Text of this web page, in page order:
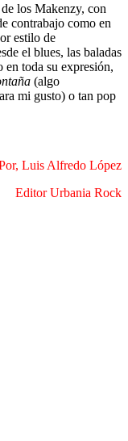
los Makenzy, con
contrabajo como en
estilo de
el blues, las baladas
toda su expresión,
(algo
mi gusto) o tan pop
Luis Alfredo López
Urbania Rock